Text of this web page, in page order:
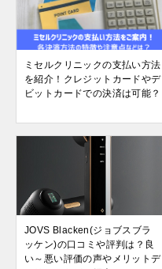
ミセルクリニックの支払い方法
を紹介！クレジットカードやデ
ビットカードでの決済は可能？
JOVS Blacken(ジョブスブラ
ッケン)の口コミや評判は？良
い～悪い評価の声やメリットデ